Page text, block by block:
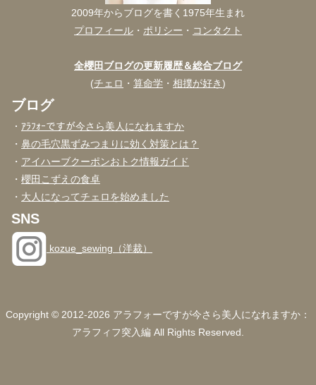
2009年からブログを書く1975年生まれ
プロフィール ・ ポリシー ・ コンタクト
全櫻田ブログの更新履歴＆総合ブログ
(チェロ ・ 算命学 ・ 相撲が好き)
ブログ
・ ｱﾗﾌｫｰですが今さら美人になれますか
・ 鼻の毛穴黒ずみつまりに効く対策とは？
・ アイハーブクーポンおトク情報ガイド
・ 櫻田こずえの食卓
・ 大人になってチェロを始めました
SNS
kozue_sewing（洋裁）
Copyright © 2012-2026 アラフォーですが今さら美人になれますか：
アラフィフ突入編 All Rights Reserved.